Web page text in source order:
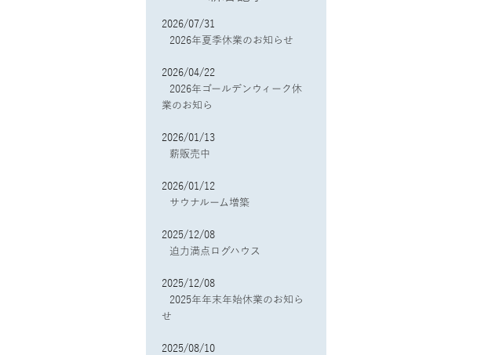
2026/07/31
2026年夏季休業のお知らせ
2026/04/22
2026年ゴールデンウィーク休
業のお知ら
2026/01/13
薪販売中
2026/01/12
サウナルーム増築
2025/12/08
迫力満点ログハウス
2025/12/08
2025年年末年始休業のお知ら
せ
2025/08/10